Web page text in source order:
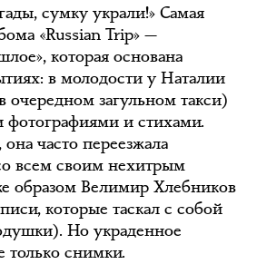
сумку украли!» Самая
«Russian Trip» —
которая основана
в молодости у Наталии
очередном загульном такси)
и стихами.
часто переезжала
всем своим нехитрым
образом Велимир Хлебников
которые таскал с собой
Но украденное
снимки.